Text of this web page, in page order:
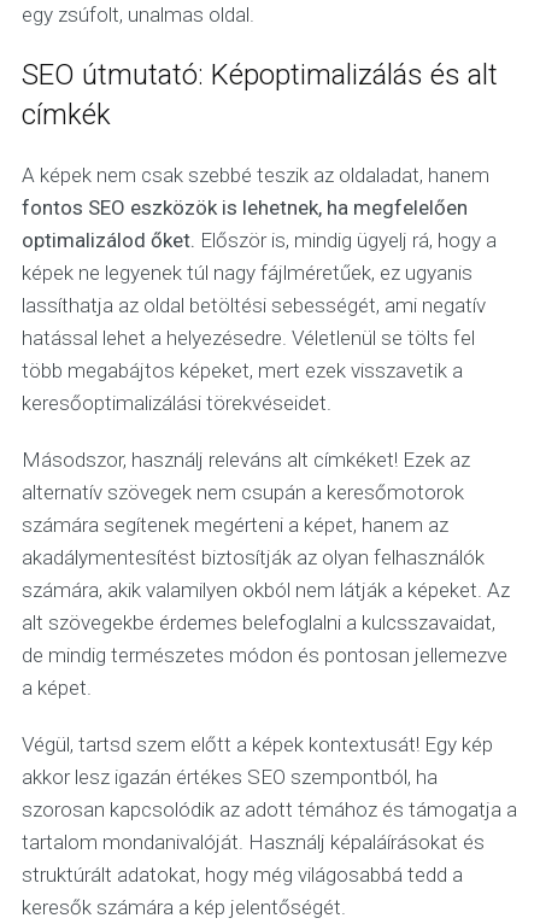
egy zsúfolt, unalmas oldal.
SEO útmutató: Képoptimalizálás és alt
címkék
A képek nem csak szebbé teszik az oldaladat, hanem
fontos SEO eszközök is lehetnek, ha megfelelően
optimalizálod őket. Először is, mindig ügyelj rá, hogy a
képek ne legyenek túl nagy fájlméretűek, ez ugyanis
lassíthatja az oldal betöltési sebességét, ami negatív
hatással lehet a helyezésedre. Véletlenül se tölts fel
több megabájtos képeket, mert ezek visszavetik a
keresőoptimalizálási törekvéseidet.
Másodszor, használj releváns alt címkéket! Ezek az
alternatív szövegek nem csupán a keresőmotorok
számára segítenek megérteni a képet, hanem az
akadálymentesítést biztosítják az olyan felhasználók
számára, akik valamilyen okból nem látják a képeket. Az
alt szövegekbe érdemes belefoglalni a kulcsszavaidat,
de mindig természetes módon és pontosan jellemezve
a képet.
Végül, tartsd szem előtt a képek kontextusát! Egy kép
akkor lesz igazán értékes SEO szempontból, ha
szorosan kapcsolódik az adott témához és támogatja a
tartalom mondanivalóját. Használj képaláírásokat és
struktúrált adatokat, hogy még világosabbá tedd a
keresők számára a kép jelentőségét.